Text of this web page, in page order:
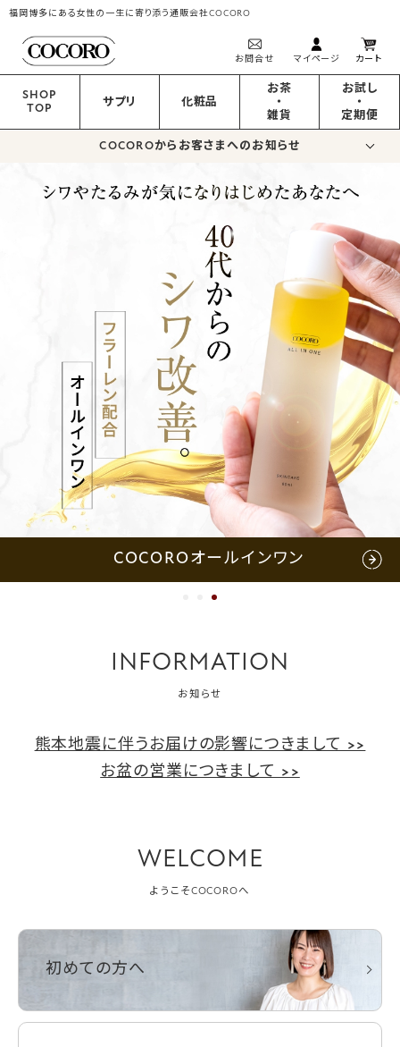
福岡博多にある女性の一生に寄り添う通販会社COCORO
お問合せ マイページ カート
SHOP
TOP
サプリ 化粧品
お茶
・
雑貨
お試し
・
定期便
COCOROからお客さまへのお知らせ
セラミドサプリ「ブライトニング」
INFORMATION
お知らせ
熊本地震に伴うお届けの影響につきまして >>
お盆の営業につきまして >>
WELCOME
ようこそCOCOROへ
初めての方へ